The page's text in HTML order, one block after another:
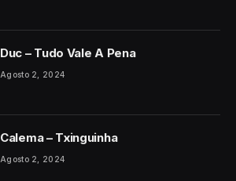
Duc – Tudo Vale A Pena
Agosto 2, 2024
Calema – Txinguinha
Agosto 2, 2024